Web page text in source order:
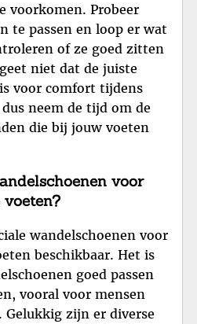
voorkomen. Probeer
te passen en loop er wat
of ze goed zitten
niet dat de juiste
voor comfort tijdens
neem de tijd om de
die bij jouw voeten
voor
wandelschoenen voor
beschikbaar. Het is
goed passen
vooral voor mensen
Gelukkig zijn er diverse